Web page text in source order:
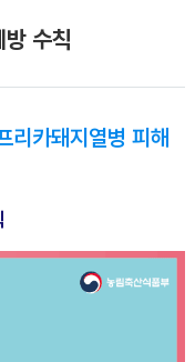
수칙
리카돼지열병 피해